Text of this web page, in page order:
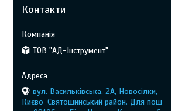
Контакти
ТОВ "АД-Інструмент"
вул. Васильківська, 2А, Новосілки,
Києво-Святошинський район. Для пош